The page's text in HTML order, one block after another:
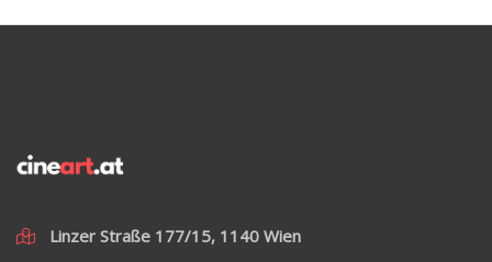
Linzer Straße 177/15, 1140 Wien